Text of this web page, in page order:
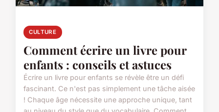
CULTURE
Comment écrire un livre pour
enfants : conseils et astuces
Écrire un livre pour enfants se révèle être un défi
fascinant. Ce n'est pas simplement une tâche aisée
! Chaque âge nécessite une approche unique, tant